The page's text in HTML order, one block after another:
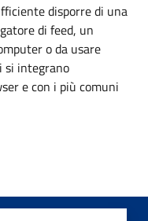
disporre di una
di feed, un
o da usare
si integrano
e con i più comuni